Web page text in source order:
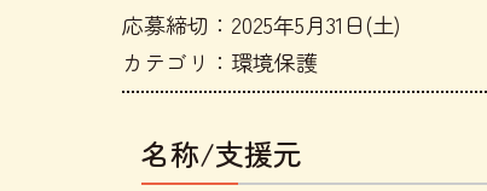
応募締切：2025年5月31日(土)
カテゴリ：環境保護
名称/支援元